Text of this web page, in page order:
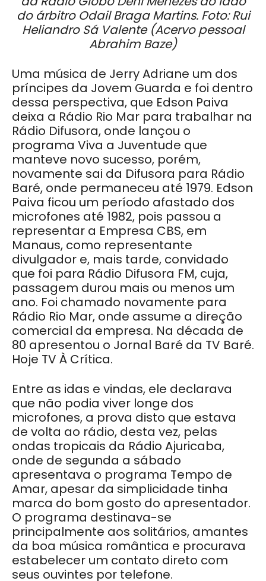
do árbitro Odail Braga Martins. Foto: Rui
Heliandro Sá Valente (Acervo pessoal
Abrahim Baze)
Uma música de Jerry Adriane um dos
príncipes da Jovem Guarda e foi dentro
dessa perspectiva, que Edson Paiva
deixa a Rádio Rio Mar para trabalhar na
Rádio Difusora, onde lançou o
programa Viva a Juventude que
manteve novo sucesso, porém,
novamente sai da Difusora para Rádio
Baré, onde permaneceu até 1979. Edson
Paiva ficou um período afastado dos
microfones até 1982, pois passou a
representar a Empresa CBS, em
Manaus, como representante
divulgador e, mais tarde, convidado
que foi para Rádio Difusora FM, cuja,
passagem durou mais ou menos um
ano. Foi chamado novamente para
Rádio Rio Mar, onde assume a direção
comercial da empresa. Na década de
80 apresentou o Jornal Baré da TV Baré.
Hoje TV À Crítica.
Entre as idas e vindas, ele declarava
que não podia viver longe dos
microfones, a prova disto que estava
de volta ao rádio, desta vez, pelas
ondas tropicais da Rádio Ajuricaba,
onde de segunda a sábado
apresentava o programa Tempo de
Amar, apesar da simplicidade tinha
marca do bom gosto do apresentador.
O programa destinava-se
principalmente aos solitários, amantes
da boa música romântica e procurava
estabelecer um contato direto com
seus ouvintes por telefone.